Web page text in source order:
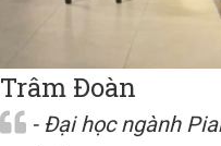
Trâm Đoàn
- Đại học ngành